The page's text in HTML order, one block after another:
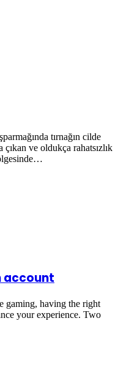
tırnağın cilde
ve oldukça rahatsızlık
account
gaming, having the right
your experience. Two